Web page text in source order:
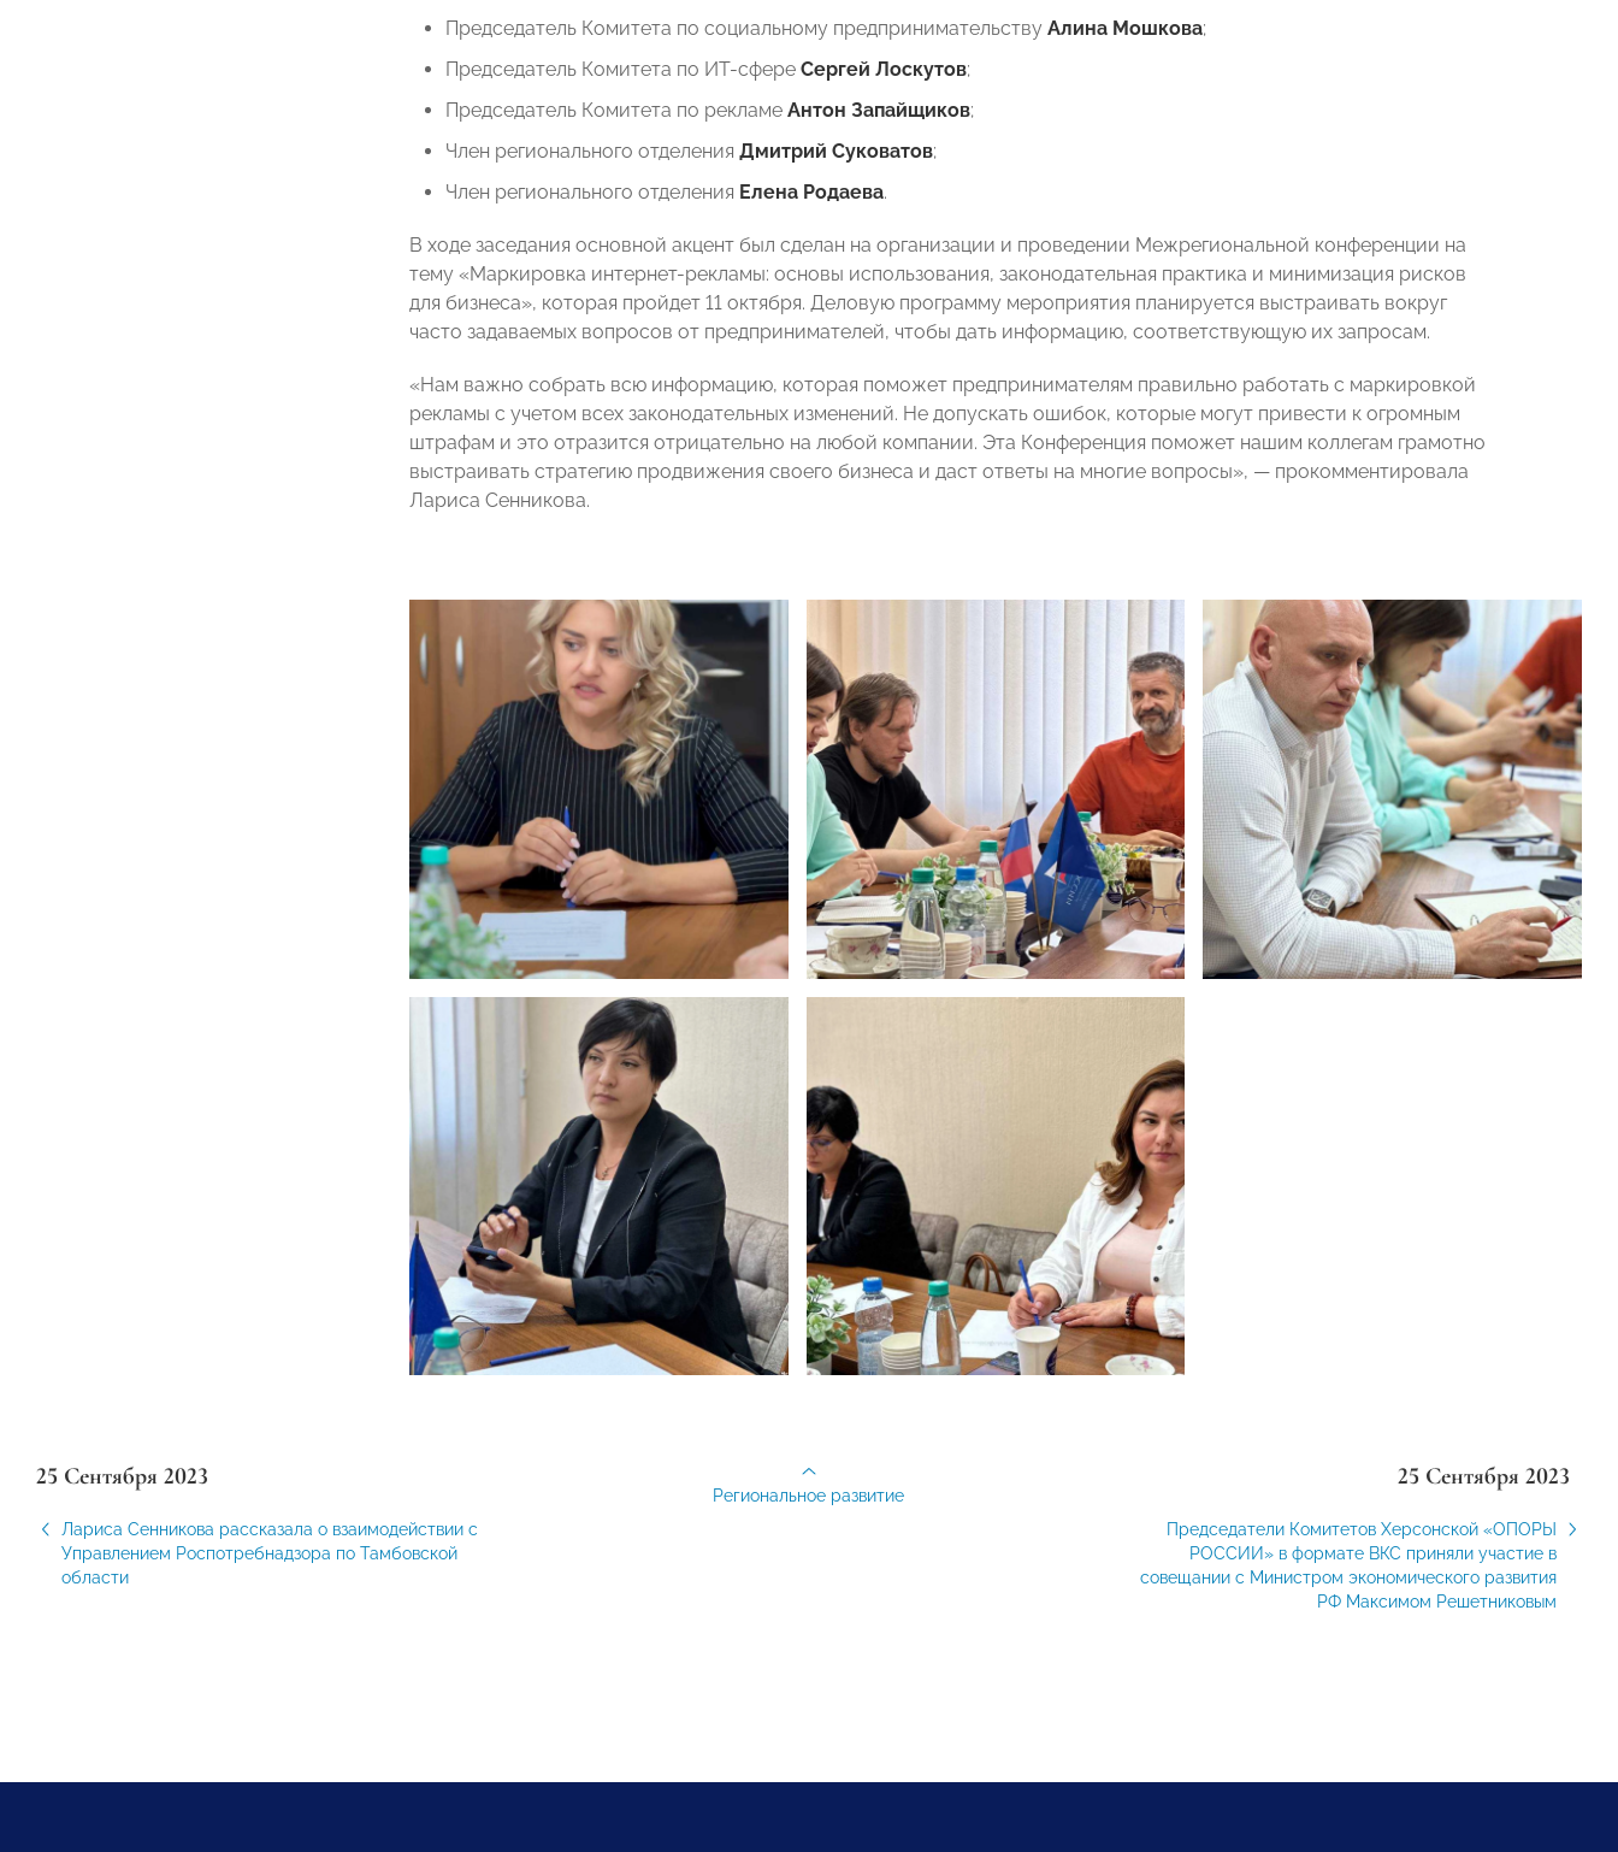
Председатель Комитета по социальному предпринимательству Алина Мошкова;
Председатель Комитета по ИТ-сфере Сергей Лоскутов;
Председатель Комитета по рекламе Антон Запайщиков;
Член регионального отделения Дмитрий Суковатов;
Член регионального отделения Елена Родаева.
В ходе заседания основной акцент был сделан на организации и проведении Межрегиональной конференции на
тему «Маркировка интернет-рекламы: основы использования, законодательная практика и минимизация рисков
для бизнеса», которая пройдет 11 октября. Деловую программу мероприятия планируется выстраивать вокруг
часто задаваемых вопросов от предпринимателей, чтобы дать информацию, соответствующую их запросам.
«Нам важно собрать всю информацию, которая поможет предпринимателям правильно работать с маркировкой
рекламы с учетом всех законодательных изменений. Не допускать ошибок, которые могут привести к огромным
штрафам и это отразится отрицательно на любой компании. Эта Конференция поможет нашим коллегам грамотно
выстраивать стратегию продвижения своего бизнеса и даст ответы на многие вопросы», — прокомментировала
Лариса Сенникова.
25 Сентября 2023
Лариса Сенникова рассказала о взаимодействии с
Управлением Роспотребнадзора по Тамбовской
области
25 Сентября 2023
Председатели Комитетов Херсонской «ОПОРЫ
РОССИИ» в формате ВКС приняли участие в
совещании с Министром экономического развития
РФ Максимом Решетниковым
Региональное развитие